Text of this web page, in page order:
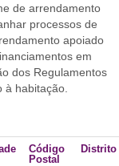
de arrendamento
processos de
apoiado
em
dos Regulamentos
à habitação.
Código
Postal
Distrito